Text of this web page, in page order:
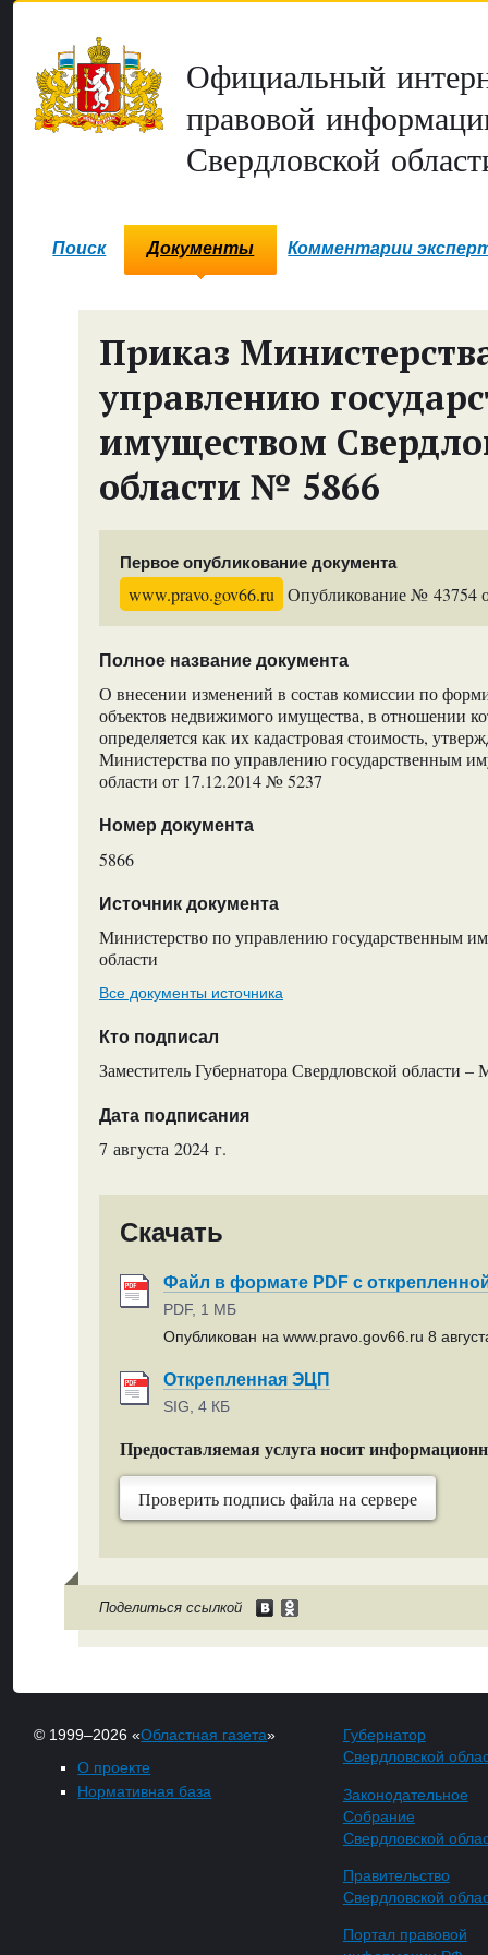
Официальный
правовой
Свердловской
Поиск Документы Комментарии
Приказ
управлению
имуществом
области № 5866
Первое опубликование документа
www.pravo.gov66.ru Опубликование № 43754
Полное название документа
О внесении изменений в состав комиссии по
объектов недвижимого имущества, в отношении
определяется как их кадастровая стоимость,
Министерства по управлению государственным
области от 17.12.2014 № 5237
Номер документа
5866
Источник документа
Министерство по управлению государственным
области
Все документы источника
Кто подписал
Заместитель Губернатора Свердловской области
Дата подписания
7 августа 2024 г.
Скачать
Файл в формате PDF с
PDF, 1 МБ
Опубликован на www.pravo.gov66.ru 8
Открепленная ЭЦП
SIG, 4 КБ
Предоставляемая услуга носит
Проверить подпись файла на сервере
Поделиться ссылкой
© 1999–2026 «Областная газета»
О проекте
Нормативная база
Губернатор
Свердловской
Законодательное
Собрание
Свердловской
Правительство
Свердловской
Портал правовой